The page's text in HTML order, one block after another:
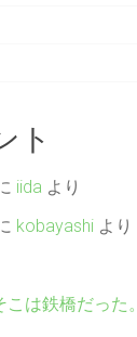
ト
iida より
kobayashi より
は鉄橋だった。